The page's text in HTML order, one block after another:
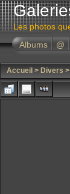
Les photos
Albums
@
Accueil > Divers >